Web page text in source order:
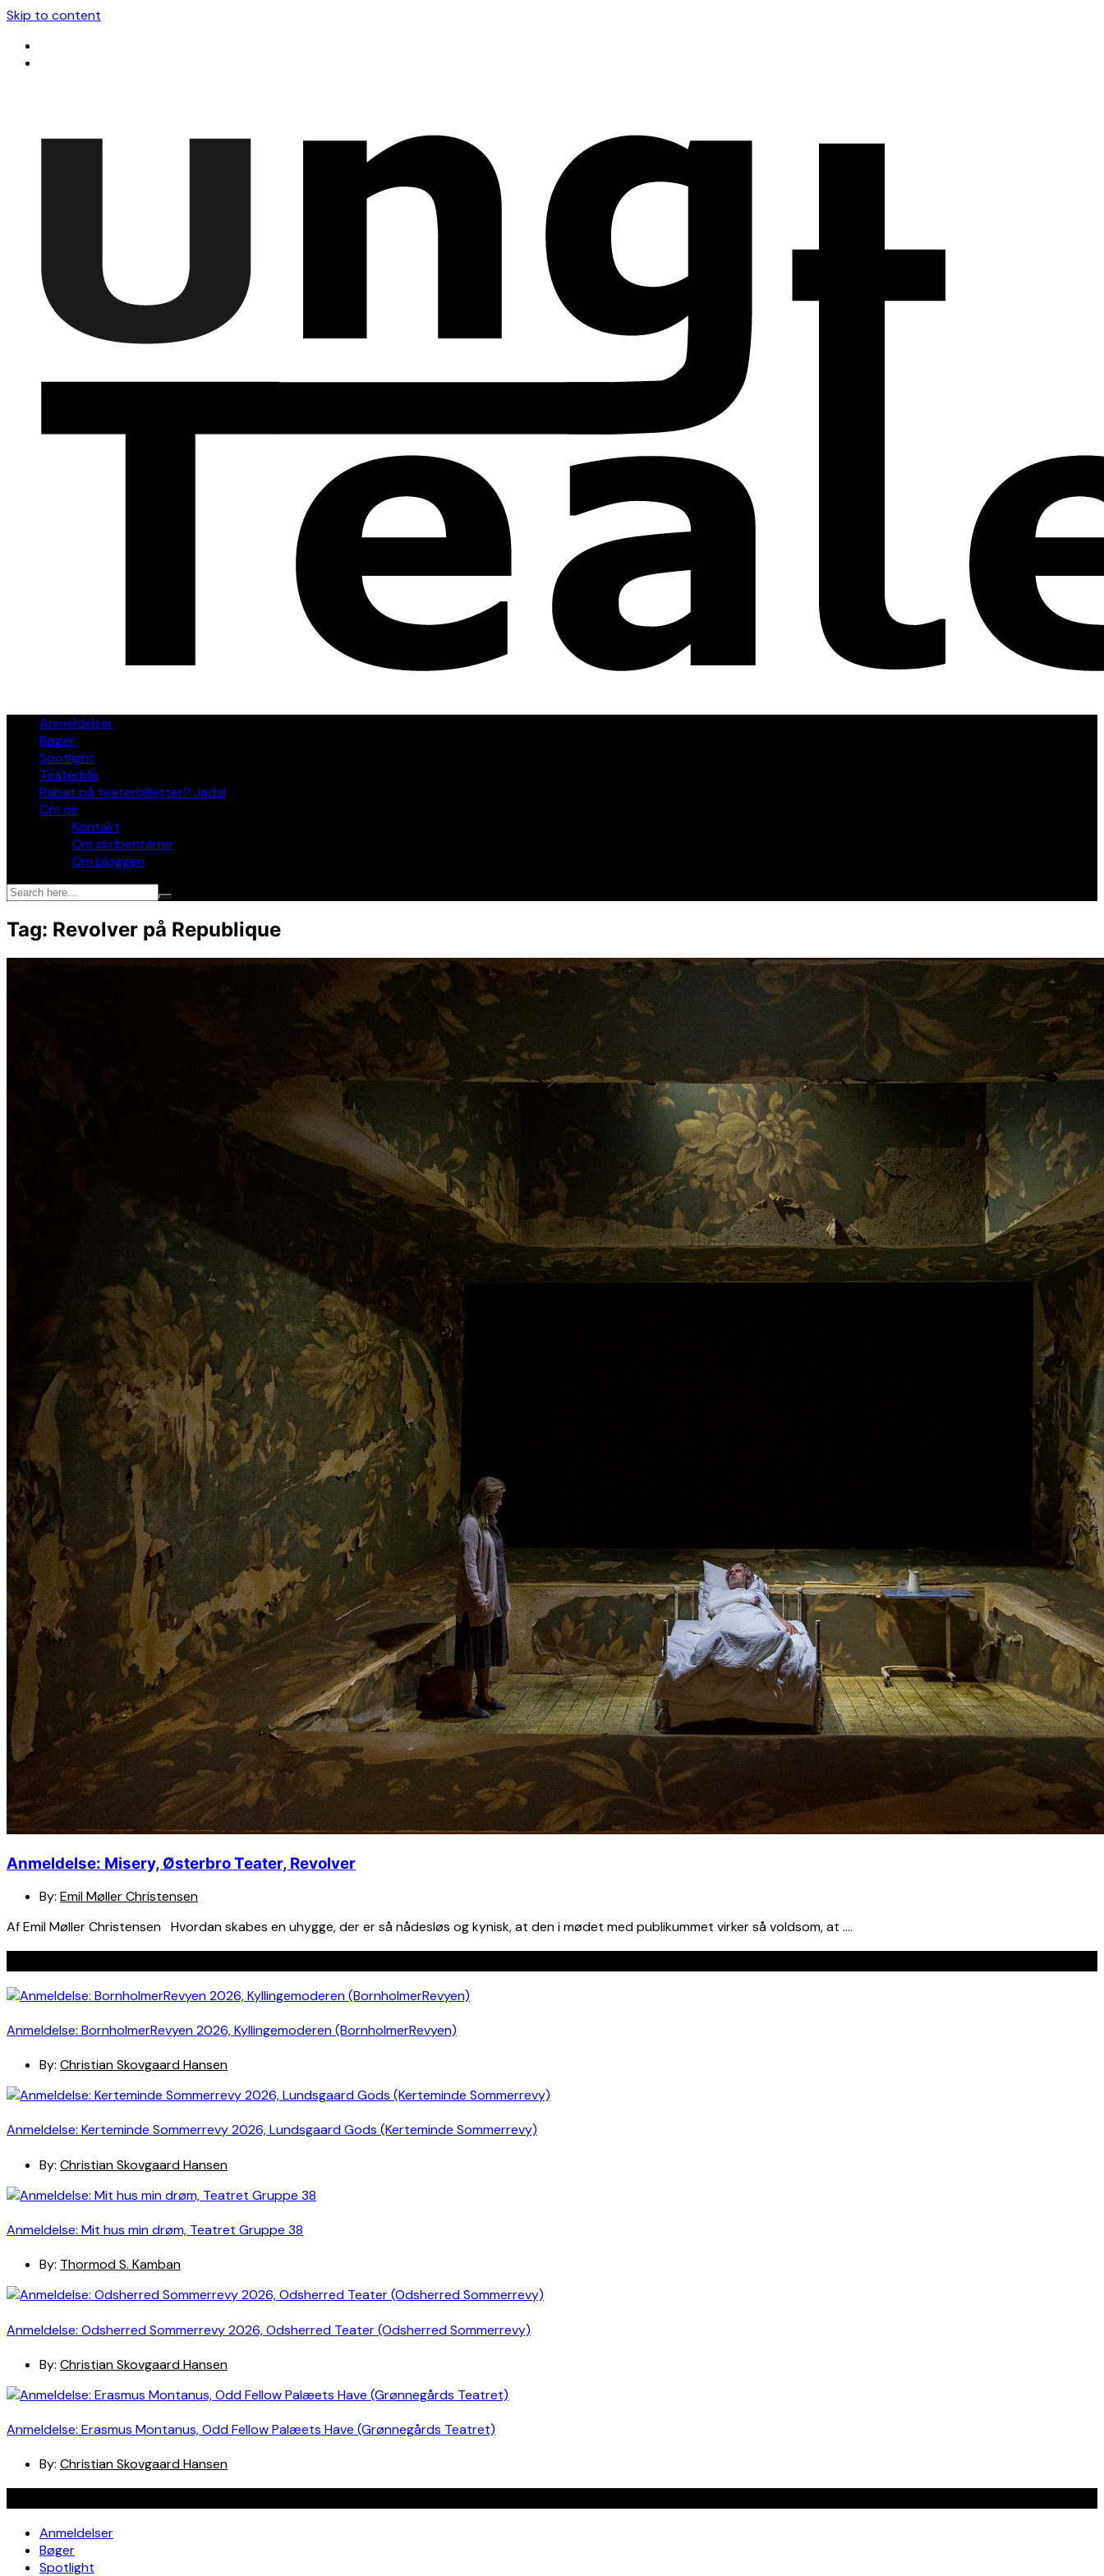
Skip to content
Anmeldelser
Bøger
Spotlight
Teaterblik
Rabat på teaterbilletter? Jada!
Om os
Kontakt
Om skribenterne
Om bloggen
Tag: Revolver på Republique
Anmeldelse: Misery, Østerbro Teater, Revolver
By: Emil Møller Christensen
Af Emil Møller Christensen Hvordan skabes en uhygge, der er så nådesløs og kynisk, at den i mødet med publikummet virker så voldsom, at ….
Anmeldelse: BornholmerRevyen 2026, Kyllingemoderen (BornholmerRevyen)
By: Christian Skovgaard Hansen
Anmeldelse: Kerteminde Sommerrevy 2026, Lundsgaard Gods (Kerteminde Sommerrevy)
By: Christian Skovgaard Hansen
Anmeldelse: Mit hus min drøm, Teatret Gruppe 38
By: Thormod S. Kamban
Anmeldelse: Odsherred Sommerrevy 2026, Odsherred Teater (Odsherred Sommerrevy)
By: Christian Skovgaard Hansen
Anmeldelse: Erasmus Montanus, Odd Fellow Palæets Have (Grønnegårds Teatret)
By: Christian Skovgaard Hansen
Anmeldelser
Bøger
Spotlight